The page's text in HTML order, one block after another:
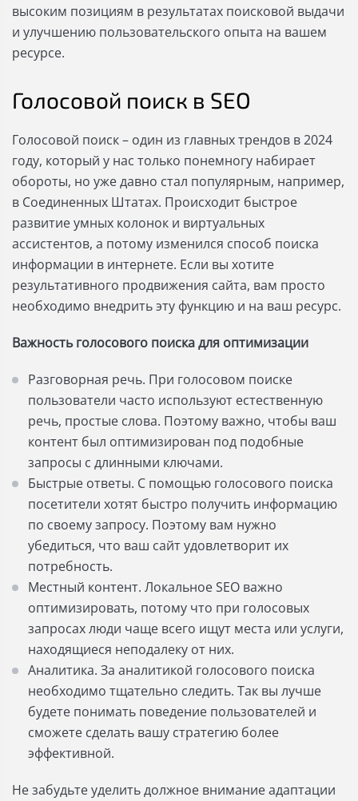
высоким позициям в результатах поисковой выдачи
и улучшению пользовательского опыта на вашем
ресурсе.
Голосовой поиск в SEO
Голосовой поиск – один из главных трендов в 2024
году, который у нас только понемногу набирает
обороты, но уже давно стал популярным, например,
в Соединенных Штатах. Происходит быстрое
развитие умных колонок и виртуальных
ассистентов, а потому изменился способ поиска
информации в интернете. Если вы хотите
результативного продвижения сайта, вам просто
необходимо внедрить эту функцию и на ваш ресурс.
Важность голосового поиска для оптимизации
Разговорная речь. При голосовом поиске
пользователи часто используют естественную
речь, простые слова. Поэтому важно, чтобы ваш
контент был оптимизирован под подобные
запросы с длинными ключами.
Быстрые ответы. С помощью голосового поиска
посетители хотят быстро получить информацию
по своему запросу. Поэтому вам нужно
убедиться, что ваш сайт удовлетворит их
потребность.
Местный контент. Локальное SEO важно
оптимизировать, потому что при голосовых
запросах люди чаще всего ищут места или услуги,
находящиеся неподалеку от них.
Аналитика. За аналитикой голосового поиска
необходимо тщательно следить. Так вы лучше
будете понимать поведение пользователей и
сможете сделать вашу стратегию более
эффективной.
Не забудьте уделить должное внимание адаптации